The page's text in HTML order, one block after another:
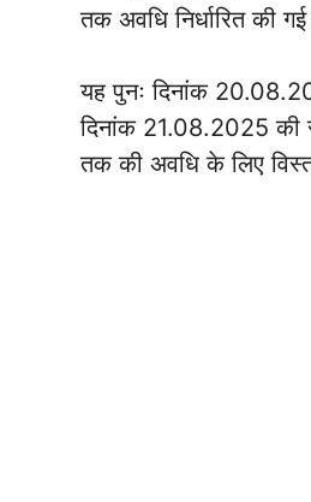
तक अवधि निर्धारित की
यह पुनः दिनांक
दिनांक 21.08.2025 की
तक की अवधि के लिए